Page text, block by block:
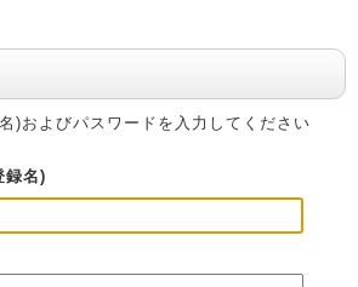
)およびパスワードを入力してください
録名)